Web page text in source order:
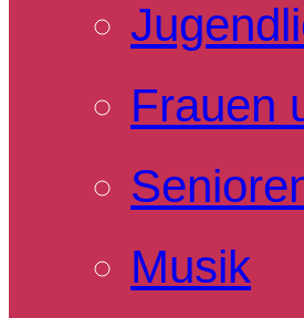
Frauen
Musik